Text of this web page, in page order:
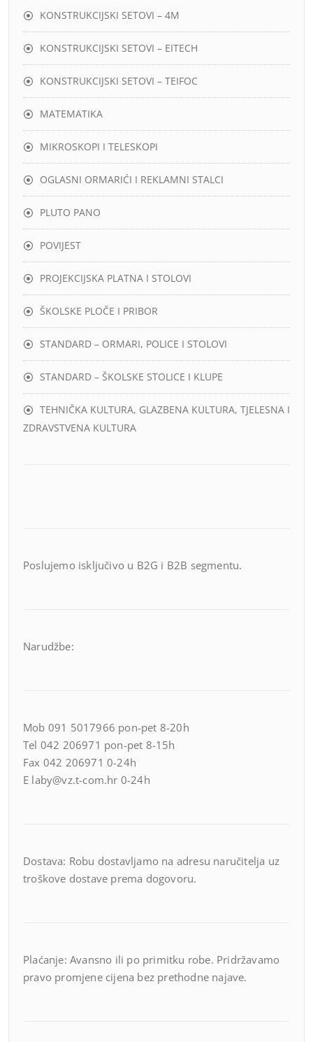
KONSTRUKCIJSKI SETOVI – 4M
KONSTRUKCIJSKI SETOVI – EITECH
KONSTRUKCIJSKI SETOVI – TEIFOC
MATEMATIKA
MIKROSKOPI I TELESKOPI
OGLASNI ORMARIĆI I REKLAMNI STALCI
PLUTO PANO
POVIJEST
PROJEKCIJSKA PLATNA I STOLOVI
ŠKOLSKE PLOČE I PRIBOR
STANDARD – ORMARI, POLICE I STOLOVI
STANDARD – ŠKOLSKE STOLICE I KLUPE
TEHNIČKA KULTURA, GLAZBENA KULTURA, TJELESNA I
ZDRAVSTVENA KULTURA
Poslujemo isključivo u B2G i B2B segmentu.
Narudžbe:
Mob 091 5017966 pon-pet 8-20h
Tel 042 206971 pon-pet 8-15h
Fax 042 206971 0-24h
E laby@vz.t-com.hr 0-24h
Dostava: Robu dostavljamo na adresu naručitelja uz
troškove dostave prema dogovoru.
Plaćanje: Avansno ili po primitku robe. Pridržavamo
pravo promjene cijena bez prethodne najave.